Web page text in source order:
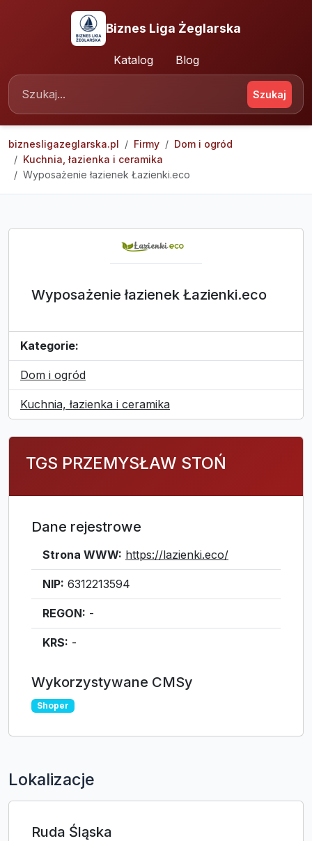
Biznes Liga Żeglarska
Katalog Blog
Szukaj
biznesligazeglarska.pl Firmy
Dom i ogród
Kuchnia, łazienka i ceramika
Wyposażenie łazienek Łazienki.eco
Wyposażenie łazienek Łazienki.eco
Kategorie:
Dom i ogród
Kuchnia, łazienka i ceramika
TGS PRZEMYSŁAW STOŃ
Dane rejestrowe
Strona WWW: https://lazienki.eco/
NIP: 6312213594
REGON: -
KRS: -
Wykorzystywane CMSy
Shoper
Lokalizacje
Ruda Śląska